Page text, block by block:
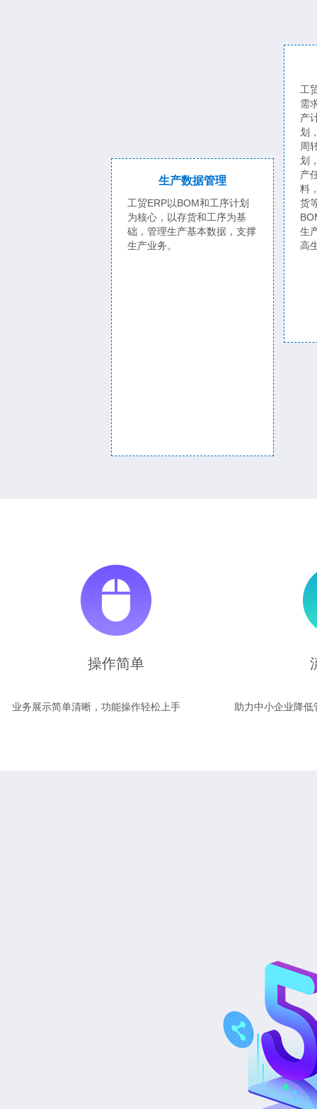
生产数据管理
工贸ERP以BOM和工序计划
为核心，以存货和工序为基
础，管理生产基本数据，支撑
生产业务。
工
需
产
划
周
划
产
料
货
生
高
操作简单
业务展示简单清晰，功能操作轻松上手 助力中小企业降